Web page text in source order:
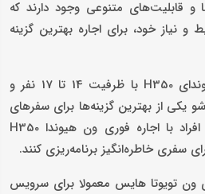
قابلیت‌های متنوعی وجود دارند که
و نیاز خود، برای اجاره بهترین گزینه
ون هیوندای H350 با ظرفیت 14 تا 17 نفر و
از بهترین گزینه‌ها برای سفرهای
جاده‌ای و طبعیت‎گردی است. افراد با اجاره فوری ون هیوندا H350
سفری خاطره‌انگیز برنامه‌ریزی کنند.
ون تویوتا هایس معمولا برای سرویس